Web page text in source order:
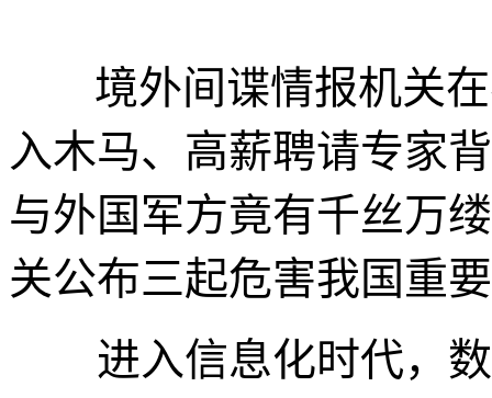
境外间谍情报机关
入木马、高薪聘请专家
与外国军方竟有千丝万
关公布三起危害我国重
进入信息化时代，数